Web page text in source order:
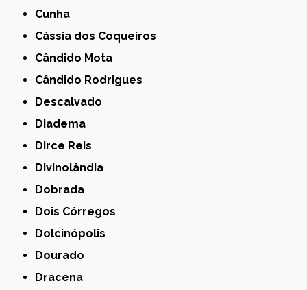
Cunha
Cássia dos Coqueiros
Cândido Mota
Cândido Rodrigues
Descalvado
Diadema
Dirce Reis
Divinolândia
Dobrada
Dois Córregos
Dolcinópolis
Dourado
Dracena